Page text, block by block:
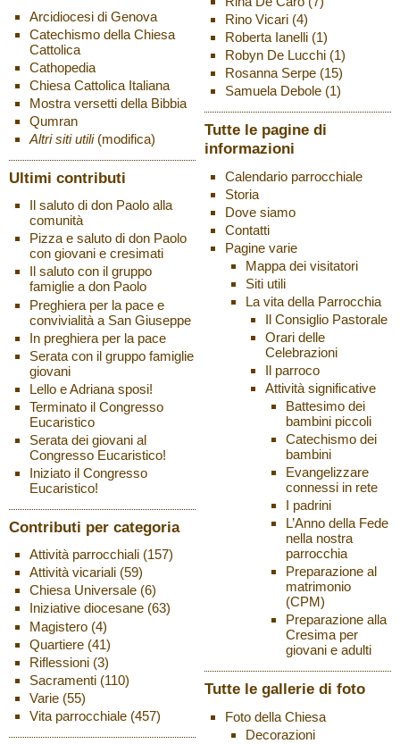
Arcidiocesi di Genova
Catechismo della Chiesa
Cattolica
Cathopedia
Chiesa Cattolica Italiana
Mostra versetti della Bibbia
Qumran
Altri siti utili (modifica)
Ultimi contributi
Il saluto di don Paolo alla
comunità
Pizza e saluto di don Paolo
con giovani e cresimati
Il saluto con il gruppo
famiglie a don Paolo
Preghiera per la pace e
convivialità a San Giuseppe
In preghiera per la pace
Serata con il gruppo famiglie
giovani
Lello e Adriana sposi!
Terminato il Congresso
Eucaristico
Serata dei giovani al
Congresso Eucaristico!
Iniziato il Congresso
Eucaristico!
Contributi per categoria
Attività parrocchiali(157)
Attività vicariali(59)
Chiesa Universale(6)
Iniziative diocesane(63)
Magistero(4)
Quartiere(41)
Riflessioni(3)
Sacramenti(110)
Varie(55)
Vita parrocchiale(457)
Rino Vicari(4)
Roberta Ianelli(1)
Robyn De Lucchi(1)
Rosanna Serpe(15)
Samuela Debole(1)
Tutte le pagine di
informazioni
Calendario parrocchiale
Storia
Dove siamo
Contatti
Pagine varie
Mappa dei visitatori
Siti utili
La vita della Parrocchia
Il Consiglio Pastorale
Orari delle
Celebrazioni
Il parroco
Attività significative
Battesimo dei
bambini piccoli
Catechismo dei
bambini
Evangelizzare
connessi in rete
I padrini
L’Anno della Fede
nella nostra
parrocchia
Preparazione al
matrimonio
(CPM)
Preparazione alla
Cresima per
giovani e adulti
Tutte le gallerie di foto
Foto della Chiesa
Decorazioni